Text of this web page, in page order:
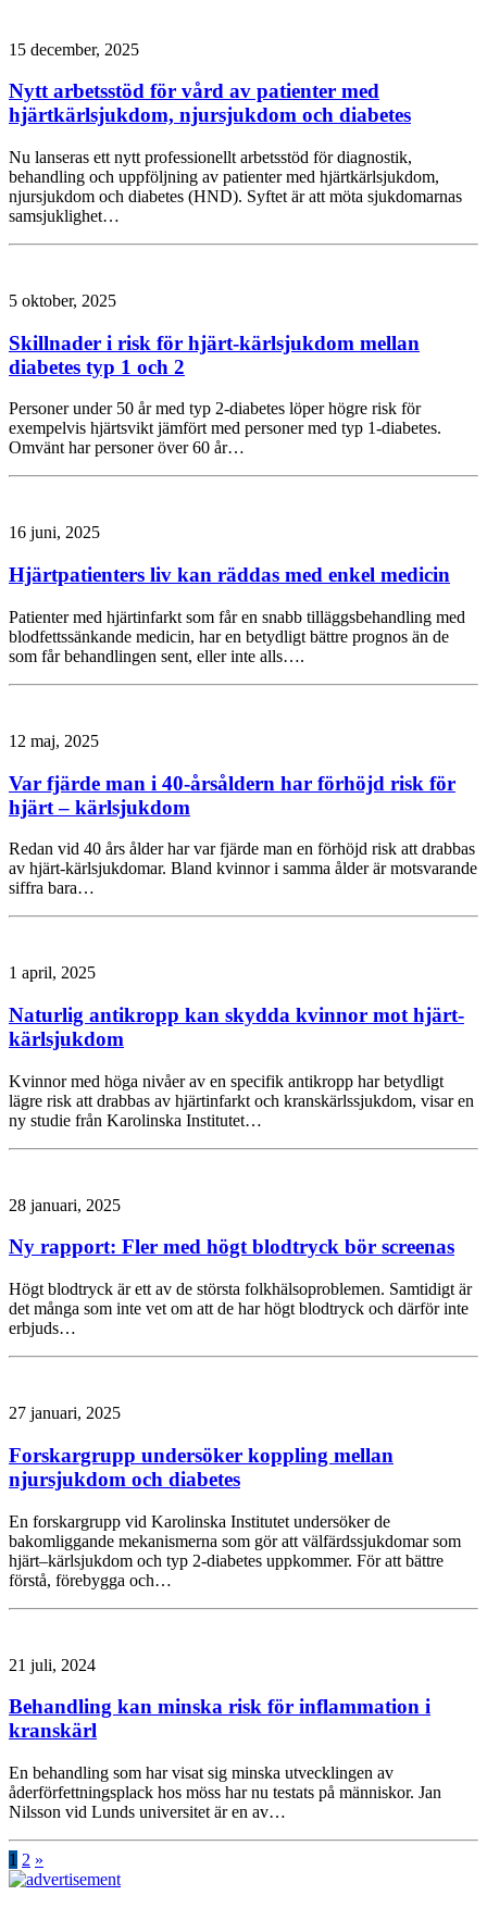
15 december, 2025
Nytt arbetsstöd för vård av patienter med
hjärtkärlsjukdom, njursjukdom och diabetes
Nu lanseras ett nytt professionellt arbetsstöd för diagnostik,
behandling och uppföljning av patienter med hjärtkärlsjukdom,
njursjukdom och diabetes (HND). Syftet är att möta sjukdomarnas
samsjuklighet…
5 oktober, 2025
Skillnader i risk för hjärt-kärlsjukdom mellan
diabetes typ 1 och 2
Personer under 50 år med typ 2-diabetes löper högre risk för
exempelvis hjärtsvikt jämfört med personer med typ 1-diabetes.
Omvänt har personer över 60 år…
16 juni, 2025
Hjärtpatienters liv kan räddas med enkel medicin
Patienter med hjärtinfarkt som får en snabb tilläggsbehandling med
blodfettssänkande medicin, har en betydligt bättre prognos än de
som får behandlingen sent, eller inte alls….
12 maj, 2025
Var fjärde man i 40-årsåldern har förhöjd risk för
hjärt – kärlsjukdom
Redan vid 40 års ålder har var fjärde man en förhöjd risk att drabbas
av hjärt-kärlsjukdomar. Bland kvinnor i samma ålder är motsvarande
siffra bara…
1 april, 2025
Naturlig antikropp kan skydda kvinnor mot hjärt-
kärlsjukdom
Kvinnor med höga nivåer av en specifik antikropp har betydligt
lägre risk att drabbas av hjärtinfarkt och kranskärlssjukdom, visar en
ny studie från Karolinska Institutet…
28 januari, 2025
Ny rapport: Fler med högt blodtryck bör screenas
Högt blodtryck är ett av de största folkhälsoproblemen. Samtidigt är
det många som inte vet om att de har högt blodtryck och därför inte
erbjuds…
27 januari, 2025
Forskargrupp undersöker koppling mellan
njursjukdom och diabetes
En forskargrupp vid Karolinska Institutet undersöker de
bakomliggande mekanismerna som gör att välfärdssjukdomar som
hjärt–kärlsjukdom och typ 2-diabetes uppkommer. För att bättre
förstå, förebygga och…
21 juli, 2024
Behandling kan minska risk för inflammation i
kranskärl
En behandling som har visat sig minska utvecklingen av
åderförfettningsplack hos möss har nu testats på människor. Jan
Nilsson vid Lunds universitet är en av…
1 2 »